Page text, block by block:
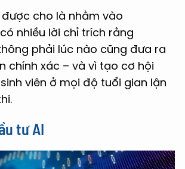
cho là nhằm vào
nhiều lời chỉ trích rằng
phải lúc nào cũng đưa ra
chính xác – và vì tạo cơ hội
viên ở mọi độ tuổi gian lận
tư AI